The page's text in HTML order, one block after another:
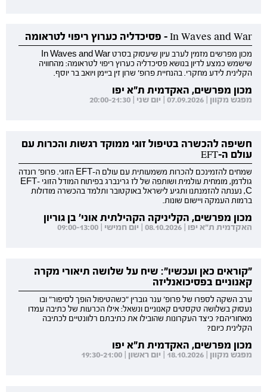
In Waves and War - פסיכדליה כערוץ ריפוי לטראומה
מכון מפרשים מזמין לערב עיון שיעסוק בסרט In Waves and War
שישמש כמצע לדיון בנושא פסיכדליה כערוץ ריפוי לטראומה: מהחוויה
הקלינית לידע מחקרי. בהנחיית פרופ' שרון זין ביימן ויואב בר יוסף.
מכון מפרשים, האקדמית ת"א יפו
מפגש מקוון | 07.09.2026 | יום שני | 20:00-21:30
חשיפה להכשרה בטיפול זוגי ממוקד רגשות והכרות עם
עולם ה-EFT
שמחים להזמינכם להכרות משמעותית עם עולם ה-EFT הזוגי. פרופ' רונדה
גולדמן, מומחית עולמית ושותפה של לז גרינברג בפיתוח המודל הזוגי EFT-
C, נענתה להזמנתנו ותגיע לישראל באוקטובר ותלמד בהכשרה מודולות
ברמות העמקה ויישום שונות.
מכון מפרשים, הקליניקה הקהילתית אוני' בן גוריון
האקדמית ת"א יפו | 08.10.2026 | יום חמישי | 09:00-13:00
"קוראים כאן ועכשיו": שיח על שלושה תיאורי מקרה
קאנוניים בפסיכואנליזה
ערב השקה לספרו של פרופ' ענר גוברין "כשהטיפול הופך לסיפור" ובו
נעסוק בשלושה טקסטים קאנוניים ונשאל: אילו הכרעות של כתיבה עמדו
מאחוריהם? כיצד העקרונות שהובילו את כתיבתם רלוונטיים לכתיבה
הקלינית כיום?
מכון מפרשים, האקדמית ת"א יפו
מפגש מקוון | 18.10.2026 | יום ראשון | 19:30-21:00